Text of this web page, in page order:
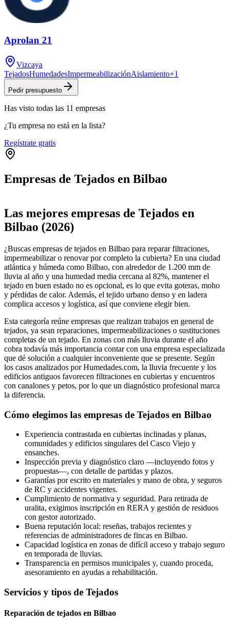
Aprolan 21
Vizcaya
TejadosHumedadesImpermeabilizaciónAislamiento+1
Pedir presupuesto
Has visto todas las 11 empresas
¿Tu empresa no está en la lista?
Regístrate gratis
Empresas de Tejados en Bilbao
+
−
Las mejores empresas de Tejados en
Bilbao (2026)
¿Buscas empresas de tejados en Bilbao para reparar filtraciones,
impermeabilizar o renovar por completo la cubierta? En una ciudad
atlántica y húmeda como Bilbao, con alrededor de 1.200 mm de
lluvia al año y una humedad media cercana al 82%, mantener el
tejado en buen estado no es opcional, es lo que evita goteras, moho
y pérdidas de calor. Además, el tejido urbano denso y en ladera
complica accesos y logística, así que conviene elegir bien.
Esta categoría reúne empresas que realizan trabajos en general de
tejados, ya sean reparaciones, impermeabilizaciones o sustituciones
completas de un tejado. En zonas con más lluvia durante el año
cobra todavía más importancia contar con una empresa especializada
que dé solución a cualquier inconveniente que se presente. Según
los casos analizados por Humedades.com, la lluvia frecuente y los
edificios antiguos favorecen filtraciones en cubiertas y encuentros
con canalones y petos, por lo que un diagnóstico profesional marca
la diferencia.
Cómo elegimos las empresas de Tejados en Bilbao
Experiencia contrastada en cubiertas inclinadas y planas,
comunidades y edificios singulares del Casco Viejo y
ensanches.
Inspección previa y diagnóstico claro —incluyendo fotos y
propuestas—, con detalle de partidas y plazos.
Garantías por escrito en materiales y mano de obra, y seguros
de RC y accidentes vigentes.
Cumplimiento de normativa y seguridad. Para retirada de
uralita, exigimos inscripción en RERA y gestión de residuos
con gestor autorizado.
Buena reputación local: reseñas, trabajos recientes y
referencias de administradores de fincas en Bilbao.
Capacidad logística en zonas de difícil acceso y trabajo seguro
en temporada de lluvias.
Transparencia en permisos municipales y, cuando proceda,
asesoramiento en ayudas a rehabilitación.
Servicios y tipos de Tejados
Reparación de tejados en Bilbao